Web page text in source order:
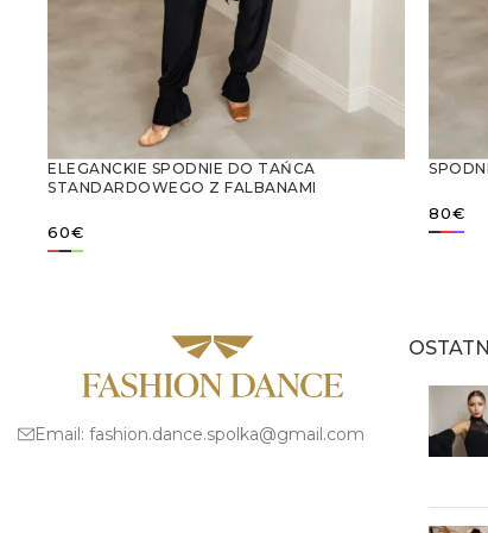
ELEGANCKIE SPODNIE DO TAŃCA
STANDARDOWEGO Z FALBANAMI
60€
80€
Email: fashion.dance.spolka@gmail.com